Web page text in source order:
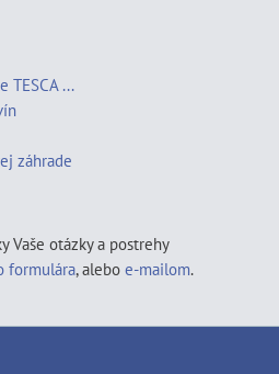
TESCA ...
záhrade
Vaše otázky a postrehy
formulára, alebo e-mailom.